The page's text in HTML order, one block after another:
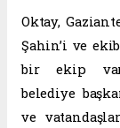
Oktay,
Şahin’i ve
bir ekip var.
belediye
ve